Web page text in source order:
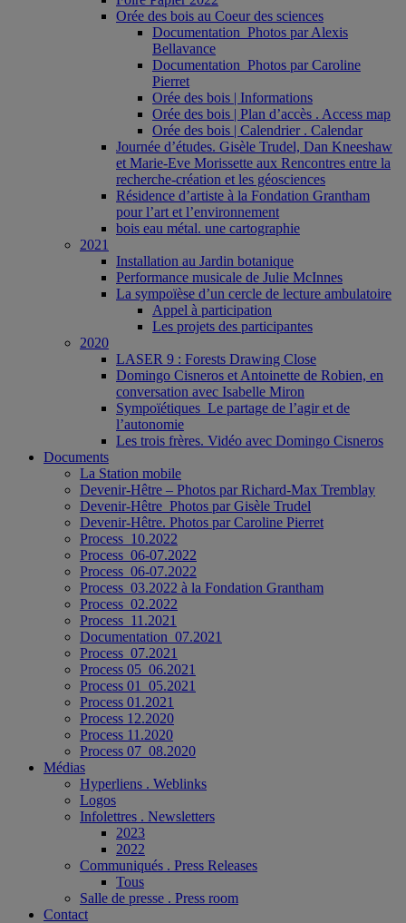
Orée des bois au Coeur des sciences
Documentation_Photos par Alexis
Bellavance
Documentation_Photos par Caroline
Pierret
Orée des bois | Informations
Orée des bois | Plan d’accès . Access map
Orée des bois | Calendrier . Calendar
Journée d’études. Gisèle Trudel, Dan Kneeshaw
et Marie-Eve Morissette aux Rencontres entre la
recherche-création et les géosciences
Résidence d’artiste à la Fondation Grantham
pour l’art et l’environnement
bois eau métal. une cartographie
2021
Installation au Jardin botanique
Performance musicale de Julie McInnes
La sympoïèse d’un cercle de lecture ambulatoire
Appel à participation
Les projets des participantes
2020
LASER 9 : Forests Drawing Close
Domingo Cisneros et Antoinette de Robien, en
conversation avec Isabelle Miron
Sympoïétiques_Le partage de l’agir et de
l’autonomie
Les trois frères. Vidéo avec Domingo Cisneros
Documents
La Station mobile
Devenir-Hêtre – Photos par Richard-Max Tremblay
Devenir-Hêtre_Photos par Gisèle Trudel
Devenir-Hêtre. Photos par Caroline Pierret
Process_10.2022
Process_06-07.2022
Process_06-07.2022
Process_03.2022 à la Fondation Grantham
Process_02.2022
Process_11.2021
Documentation_07.2021
Process_07.2021
Process 05_06.2021
Process 01_05.2021
Process 01.2021
Process 12.2020
Process 11.2020
Process 07_08.2020
Médias
Hyperliens . Weblinks
Logos
Infolettres . Newsletters
2023
2022
Communiqués . Press Releases
Tous
Salle de presse . Press room
Contact